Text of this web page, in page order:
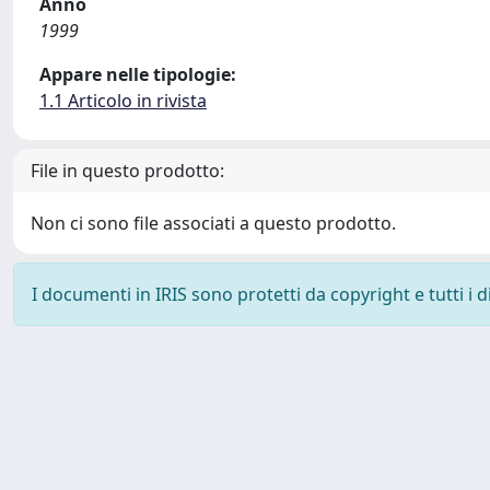
1999
Appare nelle tipologie:
1.1 Articolo in rivista
File in questo prodotto:
Non ci sono file associati a questo prodotto.
I documenti in IRIS sono protetti da copyright e tutti i